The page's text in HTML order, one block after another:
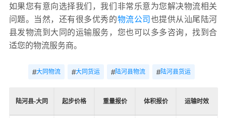
如果您有意向选择我们，我们非常乐意为您解决物流相关
问题。当然，还有很多优秀的物流公司 也提供从汕尾陆河
县发物流到大同的运输服务，您也可以多多咨询，找到合
适您的物流服务商。
#大同物流 #大同货运 #陆河县物流 #陆河县货运
陆河县-大同 起步价格 重量报价 体积报价 运输时效